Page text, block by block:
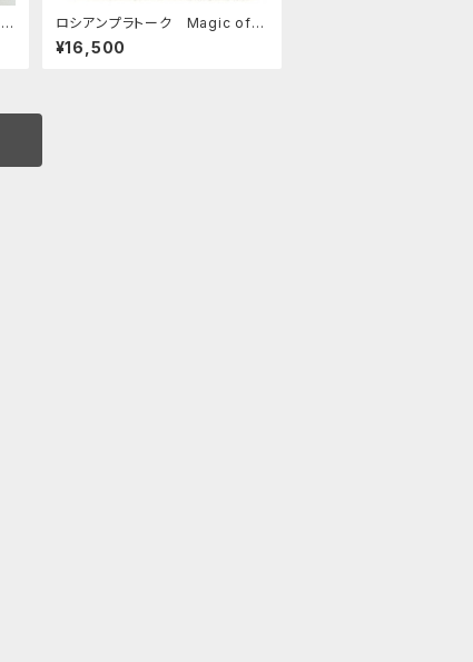
ロシアンプラトーク Magic of L
ove 146*146
¥16,500